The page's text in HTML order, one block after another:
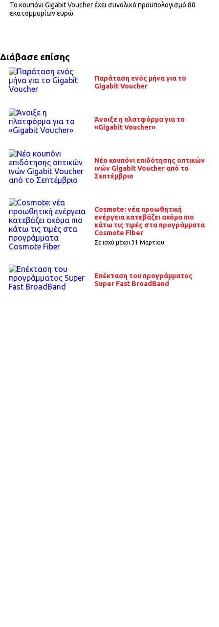
Το κουπόνι Gigabit Voucher έχει συνολικό προϋπολογισμό 80
εκατομμυρίων ευρώ.
Διάβασε επίσης
Παράταση ενός μήνα για το
Gigabit Voucher
Άνοιξε η πλατφόρμα για το
«Gigabit Voucher»
Νέο κουπόνι επιδότησης οπτικών
ινών Gigabit Voucher από το
Σεπτέμβριο
Cosmote: νέα προωθητική
ενέργεια κατεβάζει ακόμα πιο
κάτω τις τιμές στα προγράμματα
Cosmote Fiber
Σε ισχύ μέχρι 31 Μαρτίου.
Επέκταση του προγράμματος
Super Fast BroadBand